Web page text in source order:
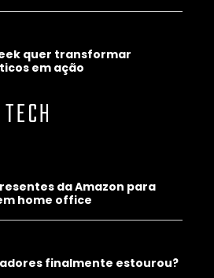
quer transformar
em ação
TECH
da Amazon para
home office
finalmente estourou?